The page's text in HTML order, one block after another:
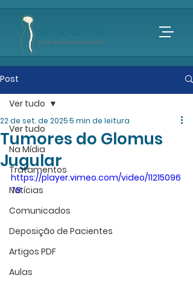
Post
Ver tudo
Na Mídia
Tratamentos
Notícias
Comunicados
Deposição de Pacientes
Artigos PDF
Aulas
Ver tudo
Tumores do Glomus
Jugular
22 de set. de 20255 min de leitura
https://player.vimeo.com/video/11215096
78